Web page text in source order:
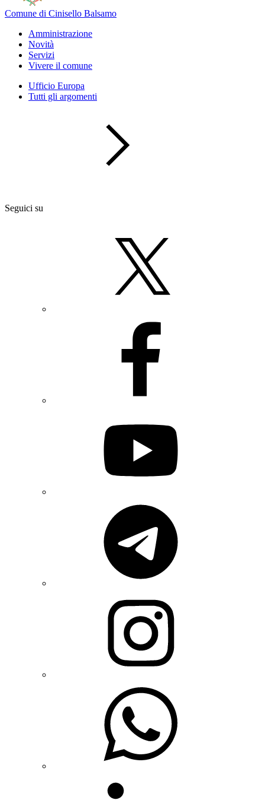
Comune di Cinisello Balsamo
Amministrazione
Novità
Servizi
Vivere il comune
Ufficio Europa
Tutti gli argomenti
Seguici su